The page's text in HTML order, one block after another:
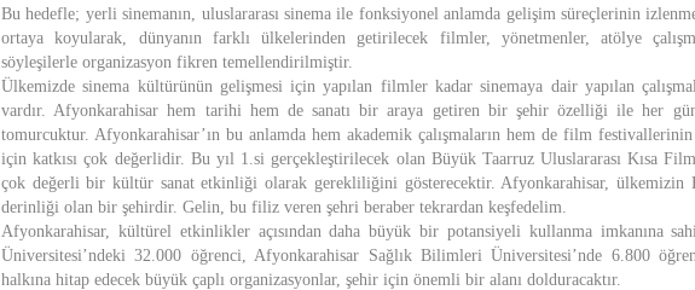
Bu hedefle; yerli sinemanın, uluslararası sinema ile fonksiyonel anlamda gelişim süreçlerinin
ortaya koyularak, dünyanın farklı ülkelerinden getirilecek filmler, yönetmenler, atölye
söyleşilerle organizasyon fikren temellendirilmiştir.
Ülkemizde sinema kültürünün gelişmesi için yapılan filmler kadar sinemaya dair yapılan
vardır. Afyonkarahisar hem tarihi hem de sanatı bir araya getiren bir şehir özelliği ile her
tomurcuktur. Afyonkarahisar’ın bu anlamda hem akademik çalışmaların hem de film
için katkısı çok değerlidir. Bu yıl 1.si gerçekleştirilecek olan Büyük Taarruz Uluslararası Kısa
çok değerli bir kültür sanat etkinliği olarak gerekliliğini gösterecektir. Afyonkarahisar, ülkemizin
derinliği olan bir şehirdir. Gelin, bu filiz veren şehri beraber tekrardan keşfedelim.
Afyonkarahisar, kültürel etkinlikler açısından daha büyük bir potansiyeli kullanma imkanına
Üniversitesi’ndeki 32.000 öğrenci, Afyonkarahisar Sağlık Bilimleri Üniversitesi’nde 6.800
halkına hitap edecek büyük çaplı organizasyonlar, şehir için önemli bir alanı dolduracaktır.